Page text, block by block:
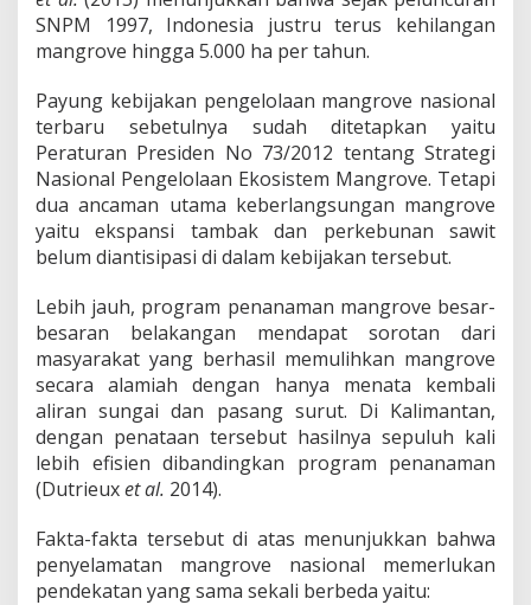
SNPM 1997, Indonesia justru terus kehilangan
mangrove hingga 5.000 ha per tahun.
Payung kebijakan pengelolaan mangrove nasional
terbaru sebetulnya sudah ditetapkan yaitu
Peraturan Presiden No 73/2012 tentang Strategi
Nasional Pengelolaan Ekosistem Mangrove. Tetapi
dua ancaman utama keberlangsungan mangrove
yaitu ekspansi tambak dan perkebunan sawit
belum diantisipasi di dalam kebijakan tersebut.
Lebih jauh, program penanaman mangrove besar-
besaran belakangan mendapat sorotan dari
masyarakat yang berhasil memulihkan mangrove
secara alamiah dengan hanya menata kembali
aliran sungai dan pasang surut. Di Kalimantan,
dengan penataan tersebut hasilnya sepuluh kali
lebih efisien dibandingkan program penanaman
(Dutrieuxet al. 2014).
Fakta-fakta tersebut di atas menunjukkan bahwa
penyelamatan mangrove nasional memerlukan
pendekatan yang sama sekali berbeda yaitu: